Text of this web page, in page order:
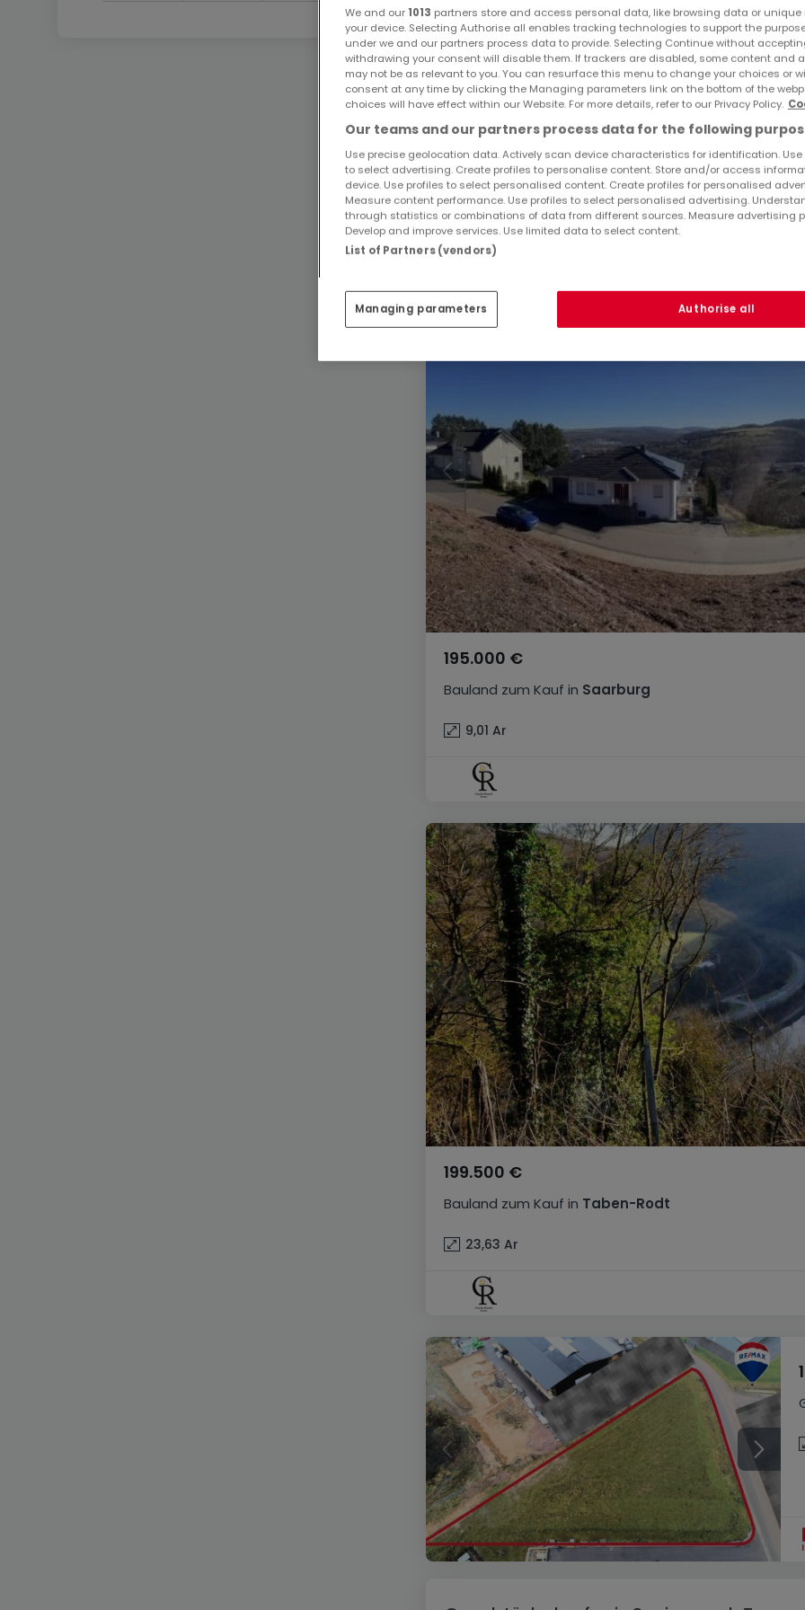
Baulandzum Kauf inSaarburg
299.000 €
7,13 Ar
Bauland zum Kauf in Saarburg
195.000 €
9,01 Ar
Bauland zum Kauf in Taben-Rodt
199.500 €
23,63 Ar
We and our 1013 partners store and access personal data, like browsing data or unique
your device. Selecting Authorise all enables tracking technologies to support the
under we and our partners process data to provide. Selecting Continue without
withdrawing your consent will disable them. If trackers are disabled, some content and
may not be as relevant to you. You can resurface this menu to change your choices or
consent at any time by clicking the Managing parameters link on the bottom of the
choices will have effect within our Website. For more details, refer to our Privacy Policy.
Our teams and our partners process data for the following
Use precise geolocation data. Actively scan device characteristics for identification.
to select advertising. Create profiles to personalise content. Store and/or access
device. Use profiles to select personalised content. Create profiles for personalised
Measure content performance. Use profiles to select personalised advertising.
through statistics or combinations of data from different sources. Measure advertising
Develop and improve services. Use limited data to select content.
List of Partners (vendors)
Managing parameters Authorise all